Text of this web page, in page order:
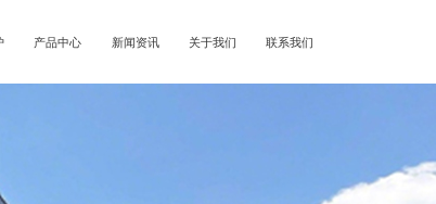
产品中心 新闻资讯 关于我们 联系我们